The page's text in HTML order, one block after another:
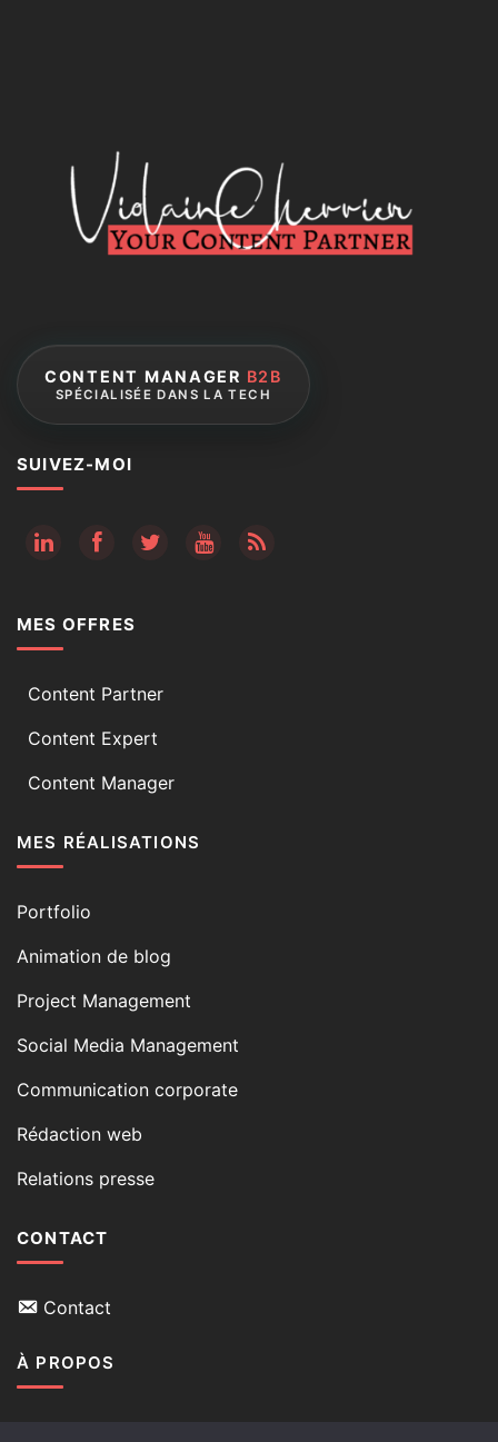
CONTENT MANAGER B2B
SPÉCIALISÉE DANS LA TECH
SUIVEZ-MOI
RSS
MES OFFRES
Content Partner
Content Expert
Content Manager
MES RÉALISATIONS
Portfolio
Animation de blog
Project Management
Social Media Management
Communication corporate
Rédaction web
Relations presse
CONTACT
Contact
À PROPOS